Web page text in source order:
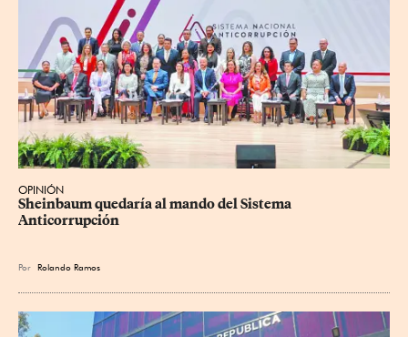
OPINIÓN
Sheinbaum quedaría al mando del Sistema
Anticorrupción
Por Rolando Ramos